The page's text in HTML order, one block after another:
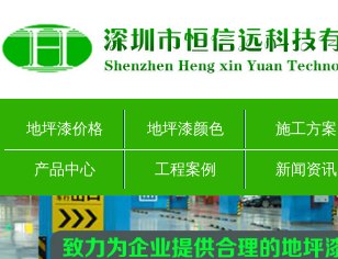
地坪漆价格 地坪漆颜色 施工方案
产品中心 工程案例 新闻资讯